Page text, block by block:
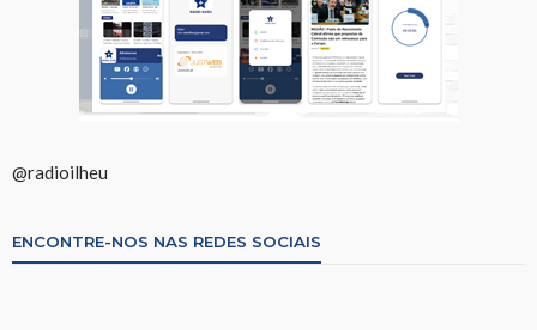
@radioilheu
ENCONTRE-NOS NAS REDES SOCIAIS